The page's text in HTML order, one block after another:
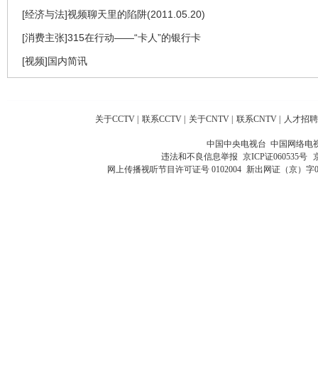
[经济与法]视频聊天里的陷阱(2011.05.20)
[消费主张]315在行动——“卡人”的银行卡
[视频]国内简讯
关于CCTV | 联系CCTV | 关于CNTV | 联系CNTV | 人才招聘
中国中央电视台 中国网络电
违法和不良信息举报 京ICP证060535号
网上传播视听节目许可证号 0102004 新出网证（京）